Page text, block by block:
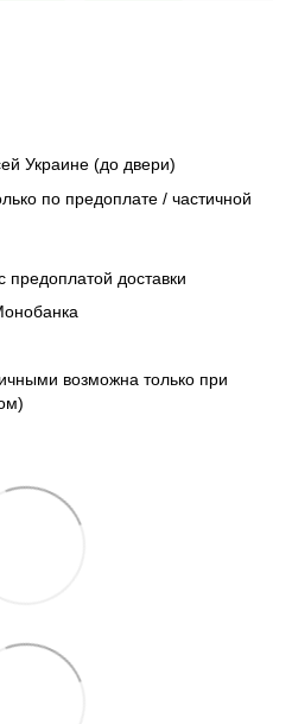
Украине (до двери)
по предоплате / частичной
доставки
возможна только при